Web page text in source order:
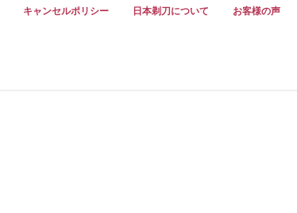
キャンセルポリシー 日本剃刀について お客様の声